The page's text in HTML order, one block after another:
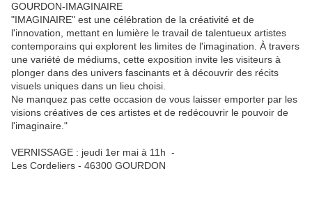
GOURDON-IMAGINAIRE
"IMAGINAIRE" est une célébration de la créativité et de
l'innovation, mettant en lumière le travail de talentueux artistes
contemporains qui explorent les limites de l'imagination. À travers
une variété de médiums, cette exposition invite les visiteurs à
plonger dans des univers fascinants et à découvrir des récits
visuels uniques dans un lieu choisi.
Ne manquez pas cette occasion de vous laisser emporter par les
visions créatives de ces artistes et de redécouvrir le pouvoir de
l'imaginaire."
VERNISSAGE : jeudi 1er mai à 11h -
Les Cordeliers - 46300 GOURDON